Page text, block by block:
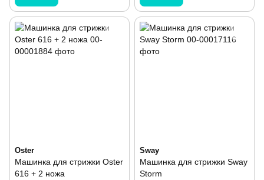
Oster
Машинка для стрижки Oster
616 + 2 ножа
Sway
Машинка для стрижки Sway
Storm